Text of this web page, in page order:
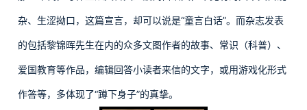
杂、生涩拗口，这篇宣言，却可以说是“童言白话”。而杂志发表
的包括黎锦晖先生在内的众多文图作者的故事、常识（科普）、
爱国教育等作品，编辑回答小读者来信的文字，或用游戏化形式
作答等，多体现了“蹲下身子”的真挚。